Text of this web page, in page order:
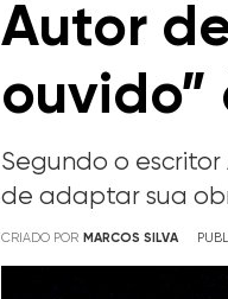
Autor
ouvido”
Segundo o
de adaptar sua
CRIADO POR MARCOS SILVA